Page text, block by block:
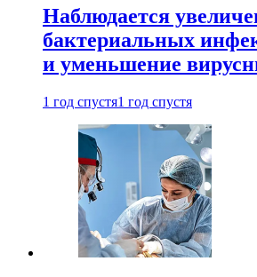
Наблюдается
бактериальных
и уменьшение
1 год спустя1 год спустя